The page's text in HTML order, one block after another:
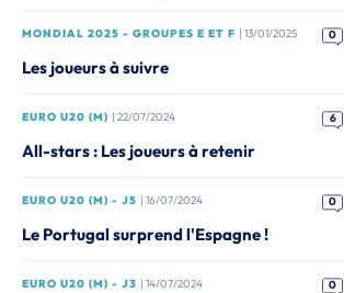
MONDIAL 2025 - GROUPES E ET F | 13/01/2025 0
Les joueurs à suivre
EURO U20 (M) | 22/07/2024 6
All-stars : Les joueurs à retenir
EURO U20 (M) - J5 | 16/07/2024 0
Le Portugal surprend l'Espagne !
EURO U20 (M) - J3 | 14/07/2024 0